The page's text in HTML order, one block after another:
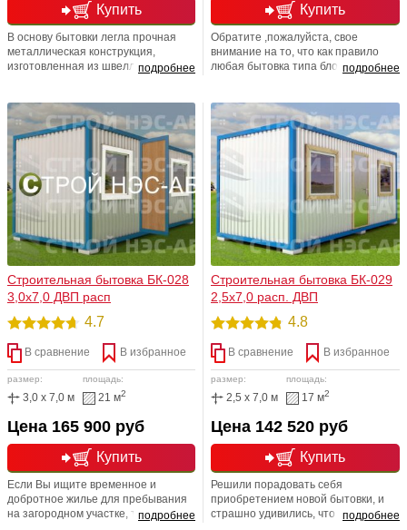
Купить
подробнее
В основу бытовки легла прочная
металлическая конструкция,
изготовленная из швеллера
качественный и добротный
утеплитель фирмы Кнауф.
Планировка, в которой имеется 2
отдельных входа, и 2 внутренних
тамбура, 4 окна весьма популярна у
наших приобретателей.
Купить
подробнее
Обратите ,пожалуйста, свое
внимание на то, что как правило
любая бытовка типа блок-
снаружи обшивается профлистом.
Рекомендуем Вам воспользоваться
дополнительной опцией и заменить
внешнюю стандартную отделку, на
профлист в любой цвет. Так же
можно прокрасить углы и кровлю в
любой цвет.
Строительная бытовка БК-028
3,0х7,0 ДВП расп
4.7
В сравнение В избранное
размер:
3,0 x 7,0 м
площадь:
21 м2
Купить
Цена 165 900 руб
подробнее
Если Вы ищите временное и
добротное жилье для пребывания
на загородном участке, то обратите
Строительная бытовка БК-029
2,5х7,0 расп. ДВП
4.8
В сравнение В избранное
размер:
2,5 x 7,0 м
площадь:
17 м2
Купить
Цена 142 520 руб
подробнее
Решили порадовать себя
приобретением новой бытовки, и
страшно удивились, что сэкономить